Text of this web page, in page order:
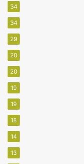
34
34
29
20
20
19
19
18
14
13